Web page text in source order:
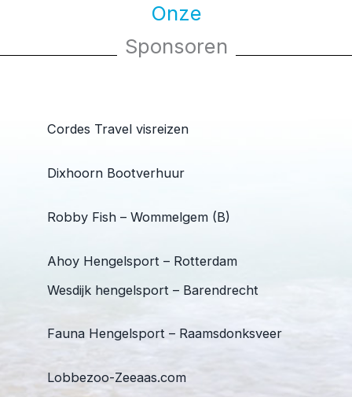
Onze
Sponsoren
Cordes Travel visreizen
Dixhoorn Bootverhuur
Robby Fish – Wommelgem (B)
Ahoy Hengelsport – Rotterdam
Wesdijk hengelsport – Barendrecht
Fauna Hengelsport – Raamsdonksveer
Lobbezoo-Zeeaas.com